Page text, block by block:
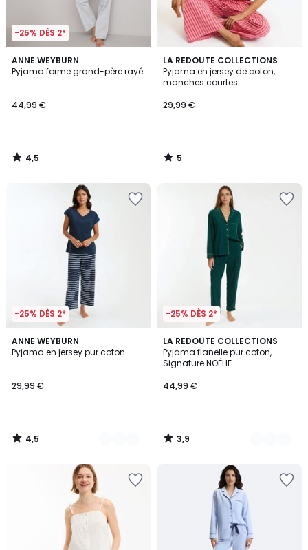
-25% DÈS 2*
ANNE WEYBURN
Pyjama forme grand-père rayé
44,99 €
4,5
/ 5
4,5
/
LA REDOUTE COLLECTIONS
Pyjama en jersey de coton,
manches courtes
29,99 €
5
/
5
5
/
-25% DÈS 2*
ANNE WEYBURN
Pyjama en jersey pur coton
29,99 €
4,5
/ 5
3
Couleurs
4,5
/
-25% DÈS 2*
LA REDOUTE COLLECTIONS
Pyjama flanelle pur coton,
Signature NOÉLIE
44,99 €
3,9
/ 5
3
Couleurs
3,9
/